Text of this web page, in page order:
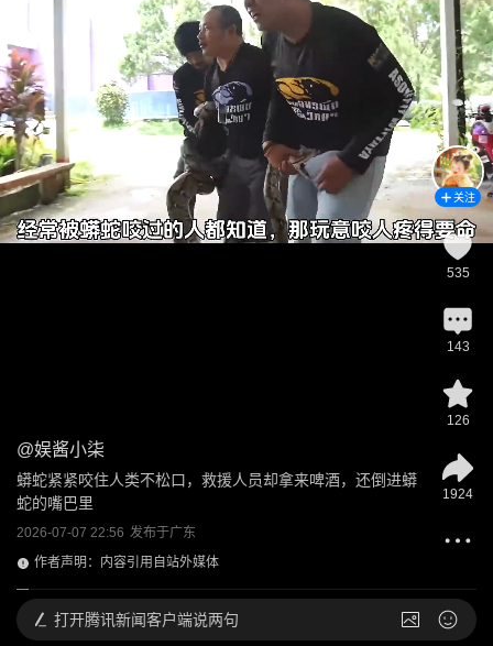
@娱酱小柒
蟒蛇紧紧咬住人类不松口，救援人员却拿来啤酒，还倒进蟒
蛇的嘴巴里
2026-07-07 22:56 发布于广东
作者声明：内容引用自站外媒体
关注
535
143
126
1924
打开腾讯新闻客户端说两句